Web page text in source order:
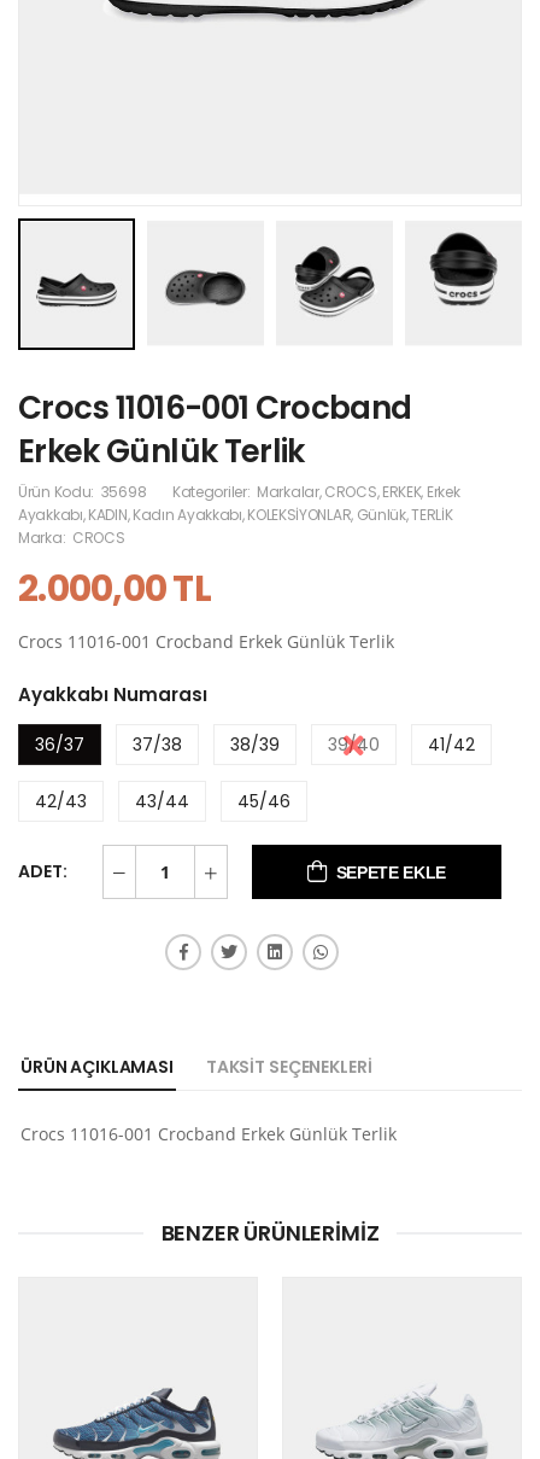
Crocs 11016-001 Crocband
Erkek Günlük Terlik
Ürün Kodu: 35698 Kategoriler: Markalar,CROCS,ERKEK, Erkek
Ayakkabı,KADIN,Kadın Ayakkabı,KOLEKSİYONLAR, Günlük,TERLİK
Marka: CROCS
2.000,00 TL
Crocs 11016-001 Crocband Erkek Günlük Terlik
Ayakkabı Numarası
36/37 37/38 38/39 39/40 41/42
42/43 43/44 45/46
ADET: SEPETE EKLE
ÜRÜN AÇIKLAMASI TAKSIT SEÇENEKLERI
Crocs 11016-001 Crocband Erkek Günlük Terlik
BENZER ÜRÜNLERIMIZ